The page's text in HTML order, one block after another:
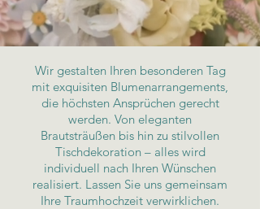
Wir gestalten Ihren besonderen Tag
mit exquisiten Blumenarrangements,
die höchsten Ansprüchen gerecht
werden. Von eleganten
Brautsträußen bis hin zu stilvollen
Tischdekoration – alles wird
individuell nach Ihren Wünschen
realisiert. Lassen Sie uns gemeinsam
Ihre Traumhochzeit verwirklichen.